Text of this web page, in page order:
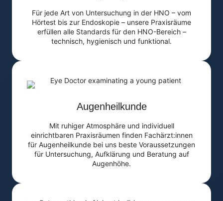
Für jede Art von Untersuchung in der HNO – vom
Hörtest bis zur Endoskopie – unsere Praxisräume
erfüllen alle Standards für den HNO-Bereich –
technisch, hygienisch und funktional.
Augenheilkunde
Mit ruhiger Atmosphäre und individuell
einrichtbaren Praxisräumen finden Fachärzt:innen
für Augenheilkunde bei uns beste Voraussetzungen
für Untersuchung, Aufklärung und Beratung auf
Augenhöhe.